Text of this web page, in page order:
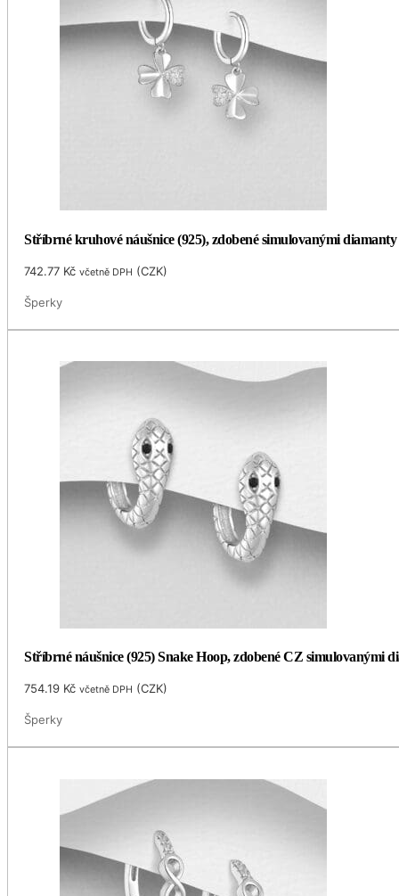
Stříbrné kruhové náušnice (925), zdobené simulovanými diamanty
742.77 Kč včetně DPH (CZK)
Šperky
Stříbrné náušnice (925) Snake Hoop, zdobené CZ simulovanými
754.19 Kč včetně DPH (CZK)
Šperky